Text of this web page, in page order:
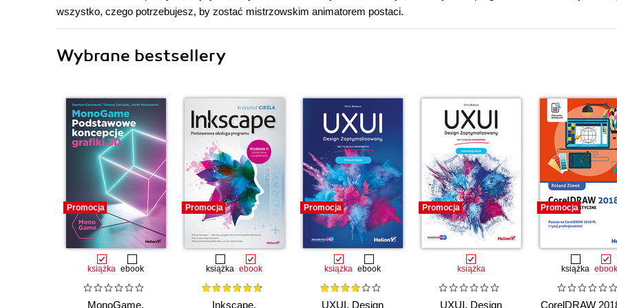
wszystko, czego potrzebujesz, by zostać mistrzowskim animatorem postaci.
Wybrane bestsellery
Promocja
książka ebook
MonoGame.
Promocja
książka ebook
Inkscape.
Promocja
książka ebook
UXUI. Design
Promocja
książka
UXUI. Design
Promocja
książka ebook
CorelDRAW